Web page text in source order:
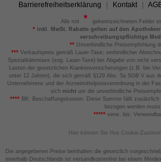
Barrierefreiheitserklärung Kontakt
Alle mit
gekennzeichneten Felder
*inkl. MwSt. Rabatte gelten auf den
verschreibungspflichtige
** Unverbindliche Preisempfehlung
*** Verkaufspreis gemäß Lauer-Taxe; verbindlicher
Spezialitätentaxe (sog. Lauer-Taxe) bei Abgabe von nicht
Lasten der gesetzlichen Krankenversicherungen (z.B. bei
unter 12 Jahren), die sich gemäß §129 Abs. 5a SGB V aus
Unternehmens und der Arzneimittelpreisverordnung in der
sich nicht um die unverbindliche
****BK: Beschaffungskosten. Diese Summe fällt
bezogen werden muss.
*****verw. bis:
Hier können Sie Ihre Cookie-
Die angegebenen Preise beinhalten die gesetzlich
innerhalb Deutschlands ist versandkostenfrei bei einem